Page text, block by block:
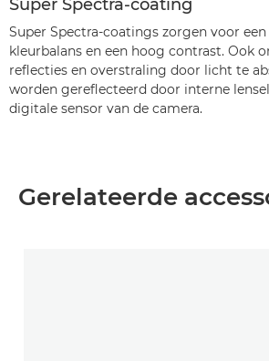
Super Spectra-coating
Super Spectra-coatings zorgen voor
kleurbalans en een hoog contrast. Ook
reflecties en overstraling door licht te
worden gereflecteerd door interne
digitale sensor van de camera.
Gerelateerde